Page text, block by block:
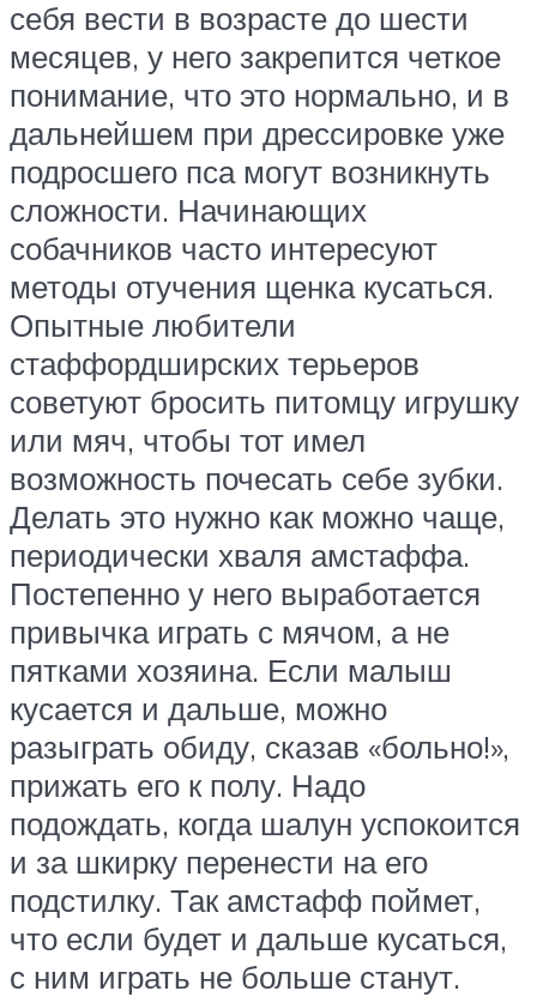
себя вести в возрасте до шести
месяцев, у него закрепится четкое
понимание, что это нормально, и в
дальнейшем при дрессировке уже
подросшего пса могут возникнуть
сложности. Начинающих
собачников часто интересуют
методы отучения щенка кусаться.
Опытные любители
стаффордширских терьеров
советуют бросить питомцу игрушку
или мяч, чтобы тот имел
возможность почесать себе зубки.
Делать это нужно как можно чаще,
периодически хваля амстаффа.
Постепенно у него выработается
привычка играть с мячом, а не
пятками хозяина. Если малыш
кусается и дальше, можно
разыграть обиду, сказав «больно!»,
прижать его к полу. Надо
подождать, когда шалун успокоится
и за шкирку перенести на его
подстилку. Так амстафф поймет,
что если будет и дальше кусаться,
с ним играть не больше станут.